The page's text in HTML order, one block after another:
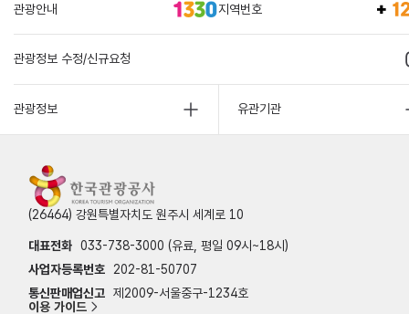
관광안내 지역번호
관광정보 수정/신규요청
관광정보 유관기관
(26464) 강원특별자치도 원주시 세계로 10
대표전화 033-738-3000 (유료, 평일 09시~18시)
사업자등록번호
202-81-50707
통신판매업신고 제2009-서울중구-1234호
이용 가이드